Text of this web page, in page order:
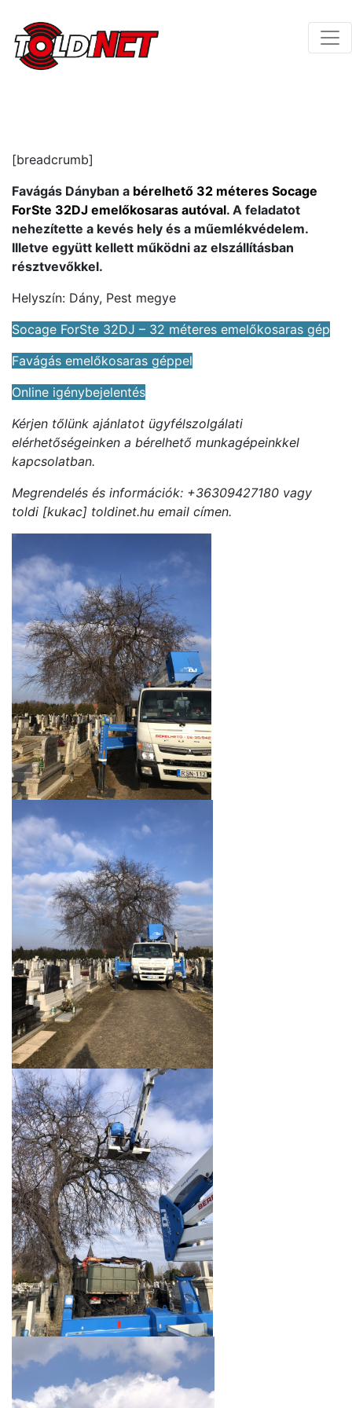
[breadcrumb]
Favágás Dányban a bérelhető 32 méteres Socage
ForSte 32DJ emelőkosaras autóval. A feladatot
nehezítette a kevés hely és a műemlékvédelem.
Illetve együtt kellett működni az elszállításban
résztvevőkkel.
Helyszín: Dány, Pest megye
Socage ForSte 32DJ – 32 méteres emelőkosaras gép
Favágás emelőkosaras géppel
Online igénybejelentés
Kérjen tőlünk ajánlatot ügyfélszolgálati
elérhetőségeinken a bérelhető munkagépeinkkel
kapcsolatban.
Megrendelés és információk: +36309427180 vagy
toldi [kukac] toldinet.hu email címen.